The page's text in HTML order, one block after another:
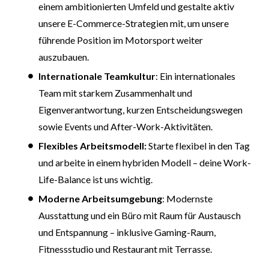
einem ambitionierten Umfeld und gestalte aktiv
unsere E-Commerce-Strategien mit, um unsere
führende Position im Motorsport weiter
auszubauen.
Internationale Teamkultur: Ein internationales
Team mit starkem Zusammenhalt und
Eigenverantwortung, kurzen Entscheidungswegen
sowie Events und After-Work-Aktivitäten.
Flexibles Arbeitsmodell:Starte flexibel in den Tag
und arbeite in einem hybriden Modell – deine Work-
Life-Balance ist uns wichtig.
Moderne Arbeitsumgebung: Modernste
Ausstattung und ein Büro mit Raum für Austausch
und Entspannung – inklusive Gaming-Raum,
Fitnessstudio und Restaurant mit Terrasse.